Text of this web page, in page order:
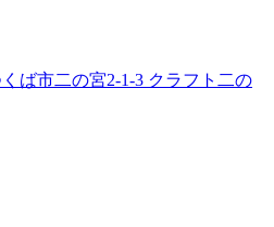
ば市二の宮2-1-3 クラフト二の